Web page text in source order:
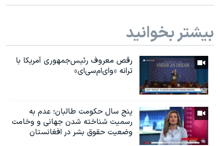
بیشتر بخوانید
رقص معروف رئیس‌جمهوری آمریکا با
ترانه «وای‌ام‌سی‌ای»
پنج سال حکومت طالبان؛ عدم به
رسمیت شناخته شدن جهانی و وخامت
وضعیت حقوق بشر در افغانستان